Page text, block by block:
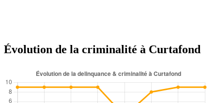
Évolution de la criminalité à Curtafond